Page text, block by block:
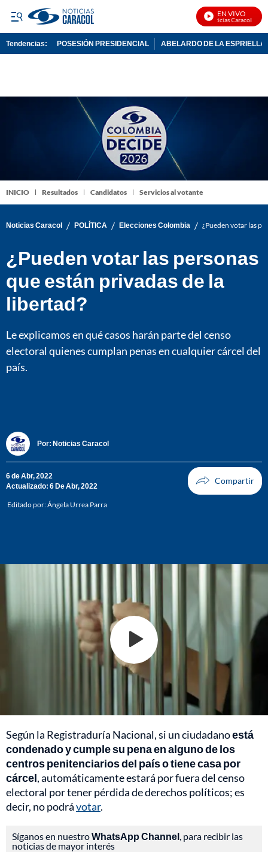
EN VIVO
Noticias Caracol En
Tendencias: POSESIÓN PRESIDENCIAL ABELARDO DE LA ESPRIELLA
INICIO Resultados Candidatos Servicios al votante
Noticias Caracol / POLÍTICA / Elecciones Colombia / ¿Pueden votar las
¿Pueden votar las personas
que están privadas de la
libertad?
Le explicamos en qué casos harán parte del censo
electoral quienes cumplan penas en cualquier cárcel del
país.
Por: Noticias Caracol
6 de Abr, 2022
Actualizado: 6 De Abr, 2022
Editado por:Ángela Urrea Parra
Según la Registraduría Nacional, si un ciudadanoestá
condenado y cumple su pena en alguno de los
centros penitenciarios del país o tiene casa por
cárcel, automáticamente estará por fuera del censo
electoral por tener pérdida de derechos políticos; es
decir, no podrávotar.
Síganos en nuestroWhatsApp Channel , para recibir las
noticias de mayor interés